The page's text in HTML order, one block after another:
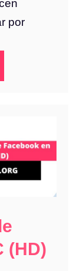
por
(HD)